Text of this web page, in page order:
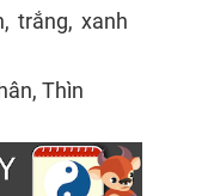
trắng, xanh
Thìn